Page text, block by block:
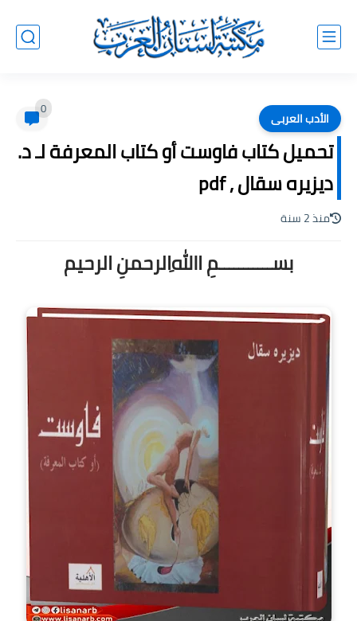
الأدب العربى 0
تحميل كتاب فاوست أو كتاب المعرفة لـ د.
ديزيره سقال , pdf
منذ 2 سنة
بســـــــــــمِ اﷲِالرحمنِ الرحيم